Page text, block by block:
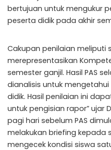
bertujuan untuk mengukur
peserta didik pada akhir
Cakupan penilaian meliputi
merepresentasikan
semester ganjil. Hasil PAS
dianalisis untuk
didik. Hasil penilaian ini
untuk pengisian rapor” ujar
pagi hari sebelum PAS
melakukan briefing kepada
mengecek kondisi siswa